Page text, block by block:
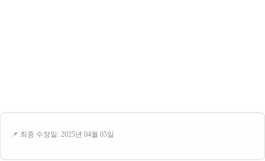
📌 최종 수정일: 2025년 04월 05일